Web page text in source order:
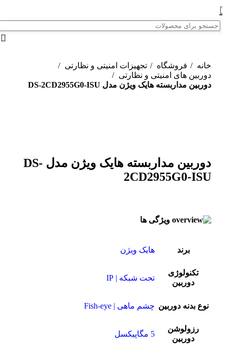
خانه فروشگاه
تجهیزات امنیتی و نظارتی
دوربین های امنیتی و نظارتی
دوربین مداربسته هایک ویژن مدل DS-2CD2955G0-ISU
دوربین مداربسته هایک ویژن مدل DS-
2CD2955G0-ISU
ویژگی ها
برند هایک ویژن
تکنولوژی
دوربین
تحت شبکه | IP
نوع بدنه دوربین چشم ماهی | Fish-eye
رزولوشن
دوربین